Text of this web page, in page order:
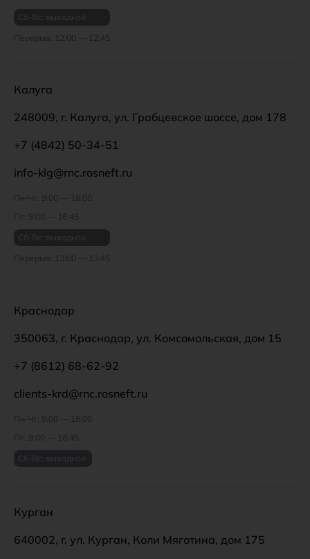
Сб-Вс: выходной
Перерыв: 12:00 — 12:45
Калуга
248009, г. Калуга, ул. Грабцевское шоссе, дом 178
+7 (4842) 50-34-51
info-klg@rnc.rosneft.ru
Пн-Чт: 9:00 — 18:00
Пт: 9:00 — 16:45
Сб-Вс: выходной
Перерыв: 13:00 — 13:45
Краснодар
350063, г. Краснодар, ул. Комсомольская, дом 15
+7 (8612) 68-62-92
clients-krd@rnc.rosneft.ru
Пн-Чт: 9:00 — 18:00
Пт: 9:00 — 16:45
Сб-Вс: выходной
Курган
640002, г. ул. Курган, Коли Мяготина, дом 175